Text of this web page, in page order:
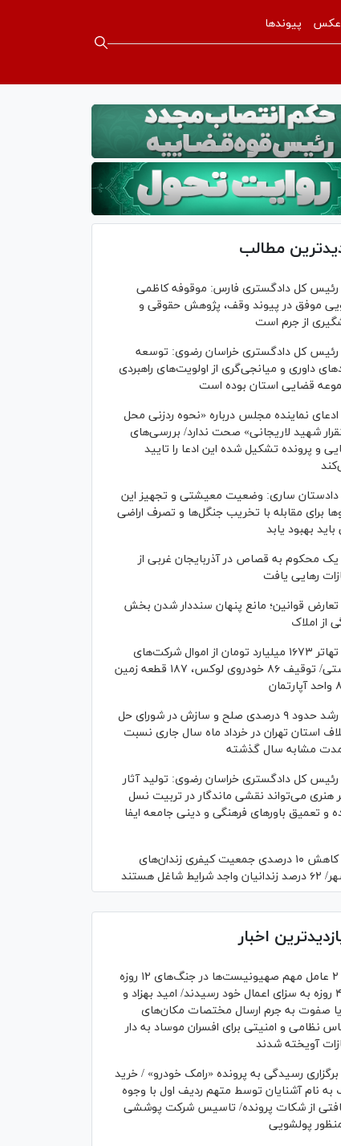
عکس پیوندها
مطالب
رئیس کل دادگستری فارس: موقوفه کاظمی
موفق در پیوند وقف، پژوهش حقوقی و
از جرم است
رئیس کل دادگستری خراسان رضوی: توسعه
داوری و میانجی‌گری از اولویت‌های راهبردی
قضایی استان بوده است
ادعای نماینده مجلس درباره «نحوه ردزنی محل
شهید لاریجانی» صحت ندارد/ بررسی‌های
و پرونده تشکیل شده این ادعا را تایید
دادستان ساری: وضعیت معیشتی و تجهیز این
برای مقابله با تخریب جنگل‌ها و تصرف اراضی
باید بهبود یابد
یک محکوم به قصاص در آذربایجان‌ غربی از
رهایی یافت
تعارض قوانین؛ مانع پنهان سنددار شدن بخش
از املاک
تهاتر ۱۶۷۳ میلیارد تومان از اموال شرکت‌های
تراستی/ توقیف ۸۶ خودروی لوکس، ۱۸۷ قطعه زمین
رشد حدود ۹ درصدی صلح و سازش در شورای حل
استان تهران در خرداد ماه سال جاری نسبت
مشابه سال گذشته
رئیس کل دادگستری خراسان رضوی: تولید آثار
هنری می‌تواند نقشی ماندگار در تربیت نسل
و تعمیق باور‌های فرهنگی و دینی جامعه ایفا
کاهش ۱۰ درصدی جمعیت کیفری زندان‌های
شرایط شاغل هستند
اخبار
۲ عامل مهم صهیونیست‌ها در جنگ‌های ۱۲ روزه
و ۴۰ روزه به سزای اعمال خود رسیدند/ امید بهزاد و
صفوت به جرم ارسال مختصات مکان‌های
نظامی و امنیتی برای افسران موساد به دار
آویخته شدند
برگزاری رسیدگی به پرونده «رامک خودرو» / خرید
به نام آشنایان توسط متهم ردیف اول با وجوه
از شکات پرونده/ تاسیس شرکت پوششی
پولشویی